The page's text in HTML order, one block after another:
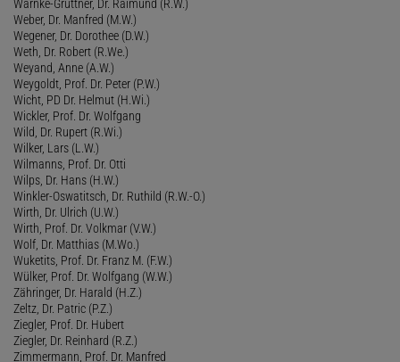
Warnke-Grüttner, Dr. Raimund (R.W.)
Weber, Dr. Manfred (M.W.)
Wegener, Dr. Dorothee (D.W.)
Weth, Dr. Robert (R.We.)
Weyand, Anne (A.W.)
Weygoldt, Prof. Dr. Peter (P.W.)
Wicht, PD Dr. Helmut (H.Wi.)
Wickler, Prof. Dr. Wolfgang
Wild, Dr. Rupert (R.Wi.)
Wilker, Lars (L.W.)
Wilmanns, Prof. Dr. Otti
Wilps, Dr. Hans (H.W.)
Winkler-Oswatitsch, Dr. Ruthild (R.W.-O.)
Wirth, Dr. Ulrich (U.W.)
Wirth, Prof. Dr. Volkmar (V.W.)
Wolf, Dr. Matthias (M.Wo.)
Wuketits, Prof. Dr. Franz M. (F.W.)
Wülker, Prof. Dr. Wolfgang (W.W.)
Zähringer, Dr. Harald (H.Z.)
Zeltz, Dr. Patric (P.Z.)
Ziegler, Prof. Dr. Hubert
Ziegler, Dr. Reinhard (R.Z.)
Zimmermann, Prof. Dr. Manfred